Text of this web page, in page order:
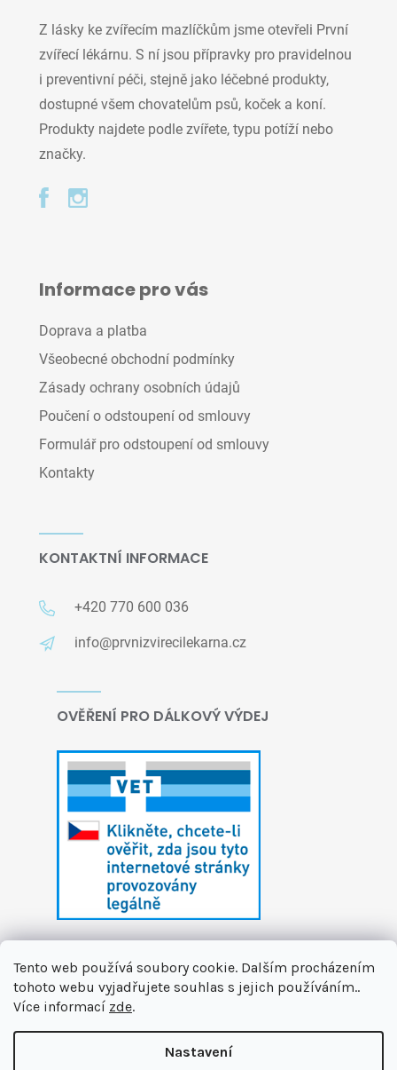
Tento web používá soubory cookie. Dalším procházením
tohoto webu vyjadřujete souhlas s jejich používáním..
Více informací zde.
Nastavení
Z lásky ke zvířecím mazlíčkům jsme otevřeli První
zvířecí lékárnu. S ní jsou přípravky pro pravidelnou
i preventivní péči, stejně jako léčebné produkty,
dostupné všem chovatelům psů, koček a koní.
Produkty najdete podle zvířete, typu potíží nebo
značky.
Informace pro vás
Doprava a platba
Všeobecné obchodní podmínky
Zásady ochrany osobních údajů
Poučení o odstoupení od smlouvy
Formulář pro odstoupení od smlouvy
Kontakty
KONTAKTNÍ INFORMACE
+420 770 600 036
info@prvnizvirecilekarna.cz
OVĚŘENÍ PRO DÁLKOVÝ VÝDEJ